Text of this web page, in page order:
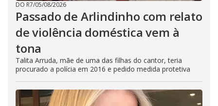
DO R7/05/08/2026
Passado de Arlindinho com relato
de violência doméstica vem à
tona
Talita Arruda, mãe de uma das filhas do cantor, teria
procurado a polícia em 2016 e pedido medida protetiva